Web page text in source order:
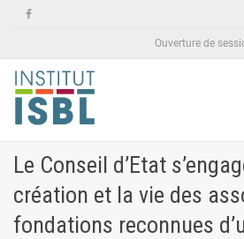
Ouverture de
Le Conseil d’Etat
création et la vie des
fondations reconnues